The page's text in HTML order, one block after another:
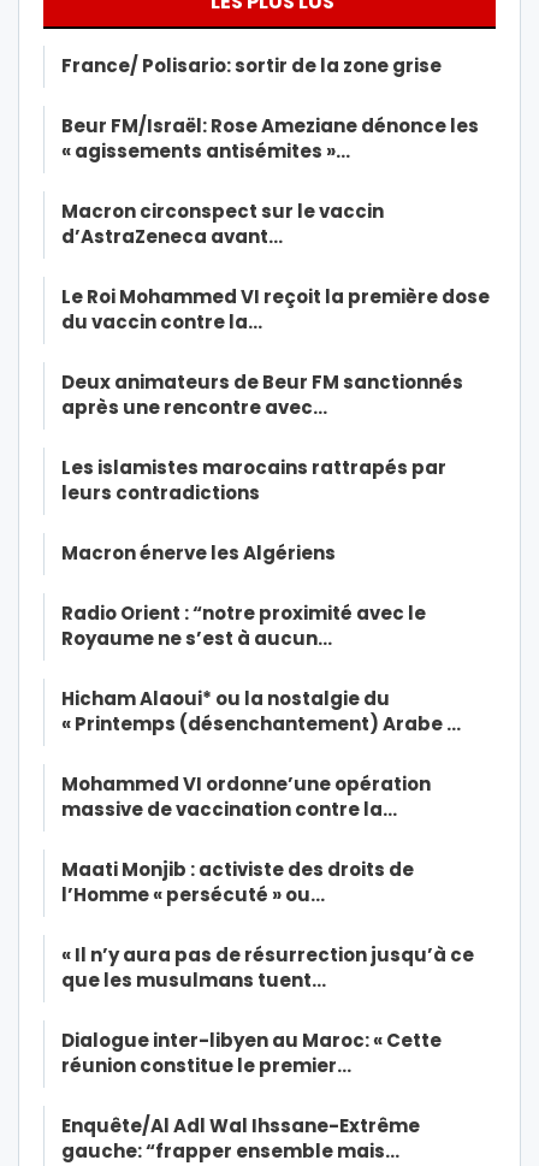
France/ Polisario: sortir de la zone grise
Beur FM/Israël: Rose Ameziane dénonce les
« agissements antisémites »…
Macron circonspect sur le vaccin
d’AstraZeneca avant…
Le Roi Mohammed VI reçoit la première dose
du vaccin contre la…
Deux animateurs de Beur FM sanctionnés
après une rencontre avec…
Les islamistes marocains rattrapés par
leurs contradictions
Macron énerve les Algériens
Radio Orient : “notre proximité avec le
Royaume ne s’est à aucun…
Hicham Alaoui* ou la nostalgie du
« Printemps (désenchantement) Arabe …
Mohammed VI ordonne’une opération
massive de vaccination contre la…
Maati Monjib : activiste des droits de
l’Homme « persécuté » ou…
« Il n’y aura pas de résurrection jusqu’à ce
que les musulmans tuent…
Dialogue inter-libyen au Maroc: « Cette
réunion constitue le premier…
Enquête/Al Adl Wal Ihssane-Extrême
gauche: “frapper ensemble mais…